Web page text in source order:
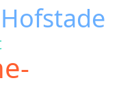
Hofstade